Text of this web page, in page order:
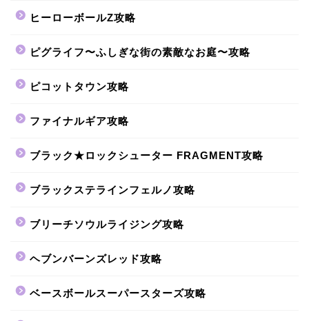
ヒーローボールZ攻略
ピグライフ〜ふしぎな街の素敵なお庭〜攻略
ピコットタウン攻略
ファイナルギア攻略
ブラック★ロックシューター FRAGMENT攻略
ブラックステラインフェルノ攻略
ブリーチソウルライジング攻略
ヘブンバーンズレッド攻略
ベースボールスーパースターズ攻略